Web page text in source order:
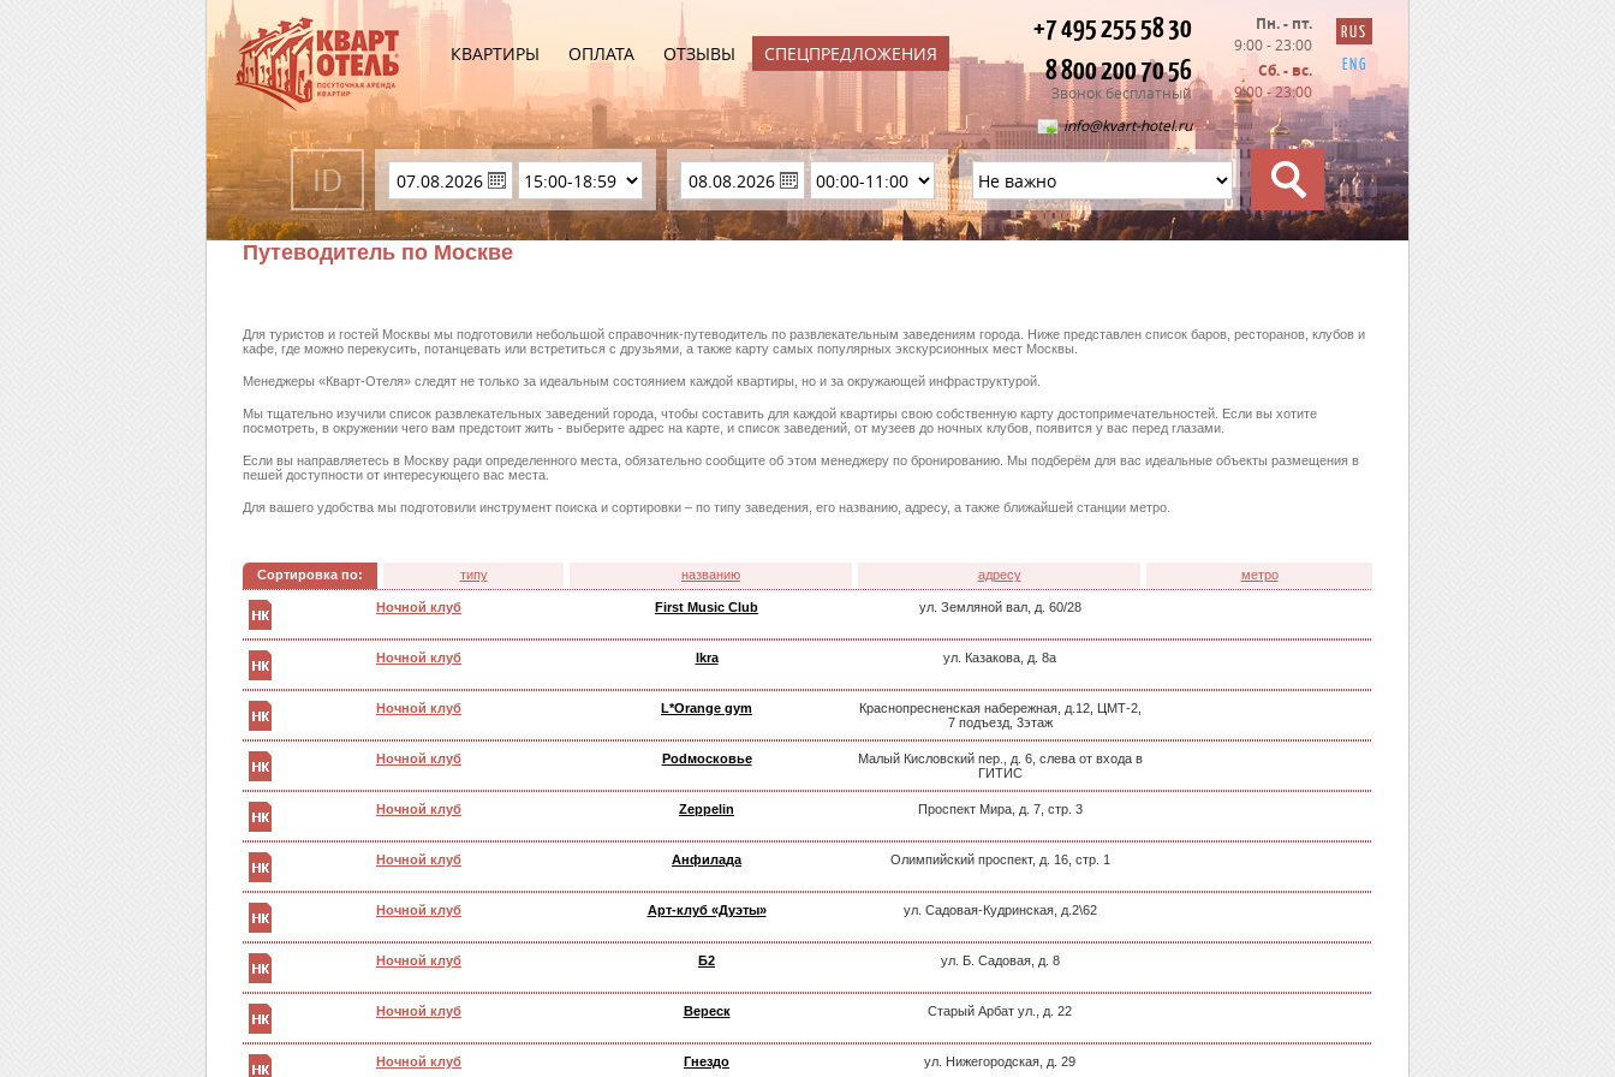
КВАРТИРЫ ОПЛАТА ОТЗЫВЫ СПЕЦПРЕДЛОЖЕНИЯ
+7 495 255 58 30
8 800 200 70 56
Звонок бесплатный
info@kvart-hotel.ru
Пн. - пт.
9:00 - 23:00
Сб. - вс.
9:00 - 23:00
RUS
ENG
Путеводитель по Москве
Для туристов и гостей Москвы мы подготовили небольшой справочник-путеводитель по развлекательным заведениям города. Ниже представлен список баров, ресторанов, клубов и
кафе, где можно перекусить, потанцевать или встретиться с друзьями, а также карту самых популярных экскурсионных мест Москвы.
Менеджеры «Кварт-Отеля» следят не только за идеальным состоянием каждой квартиры, но и за окружающей инфраструктурой.
Мы тщательно изучили список развлекательных заведений города, чтобы составить для каждой квартиры свою собственную карту достопримечательностей. Если вы хотите
посмотреть, в окружении чего вам предстоит жить - выберите адрес на карте, и список заведений, от музеев до ночных клубов, появится у вас перед глазами.
Если вы направляетесь в Москву ради определенного места, обязательно сообщите об этом менеджеру по бронированию. Мы подберём для вас идеальные объекты размещения в
пешей доступности от интересующего вас места.
Для вашего удобства мы подготовили инструмент поиска и сортировки – по типу заведения, его названию, адресу, а также ближайшей станции метро.
Сортировка по: типу названию адресу метро
Ночной клуб First Music Club ул. Земляной вал, д. 60/28
Ночной клуб Ikra ул. Казакова, д. 8a
Ночной клуб L*Orange gym
Краснопресненская набережная, д.12, ЦМТ-2,
7 подъезд, 3этаж
Ночной клуб Podмосковье
Малый Кисловский пер., д. 6, слева от входа в
ГИТИС
Ночной клуб Zeppelin Проспект Мира, д. 7, стр. 3
Ночной клуб Анфилада Олимпийский проспект, д. 16, стр. 1
Ночной клуб Арт-клуб «Дуэты» ул. Садовая-Кудринская, д.2\62
Ночной клуб Б2 ул. Б. Садовая, д. 8
Ночной клуб Вереск Старый Арбат ул., д. 22
Ночной клуб Гнездо ул. Нижегородская, д. 29